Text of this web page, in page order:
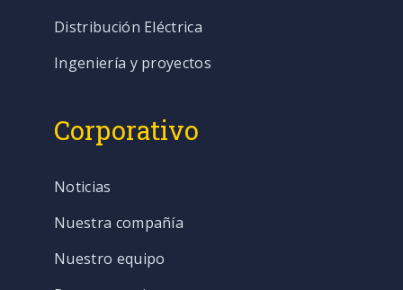
Distribución Eléctrica
Ingeniería y proyectos
Corporativo
Noticias
Nuestra compañía
Nuestro equipo